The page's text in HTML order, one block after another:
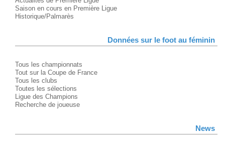
Saison en cours en Première Ligue
Historique/Palmarès
Données sur le foot au féminin
Tous les championnats
Tout sur la Coupe de France
Tous les clubs
Toutes les sélections
Ligue des Champions
Recherche de joueuse
News